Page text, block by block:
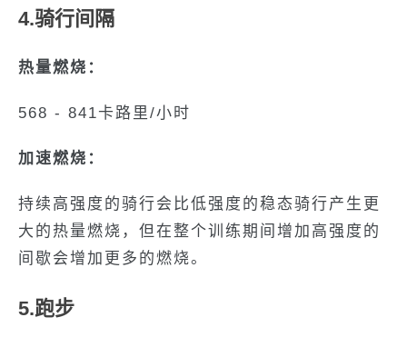
4.骑行间隔
热量燃烧：
568 - 841卡路里/小时
加速燃烧：
持续高强度的骑行会比低强度的稳态骑行产生更
大的热量燃烧，但在整个训练期间增加高强度的
间歇会增加更多的燃烧。
5.跑步